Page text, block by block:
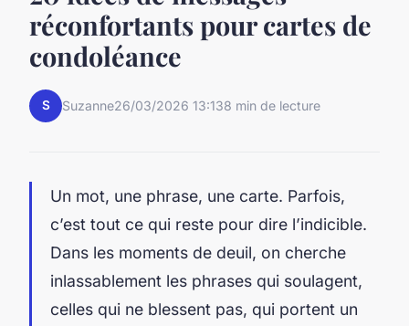
réconfortants pour cartes de
condoléance
S Suzanne26/03/2026 13:138 min de lecture
Un mot, une phrase, une carte. Parfois,
c’est tout ce qui reste pour dire l’indicible.
Dans les moments de deuil, on cherche
inlassablement les phrases qui soulagent,
celles qui ne blessent pas, qui portent un